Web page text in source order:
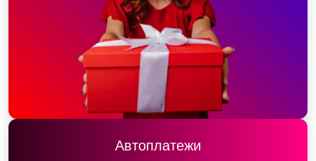
Автоплатежи